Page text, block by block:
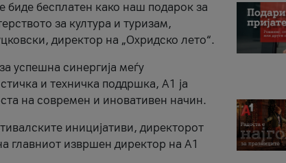
бесплатен како наш подарок за
за култура и туризам,
директор на „Охридско лето“.
успешна синергија меѓу
и техничка поддршка, A1 ја
на современ и иновативен начин.
иницијативи, директорот
главниот извршен директор на A1